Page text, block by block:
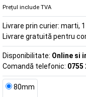
Prețul include TVA
Livrare prin curier: marti,
Livrare gratuită pentru
Disponibilitate: Online si
Comandă telefonic: 0755
80mm